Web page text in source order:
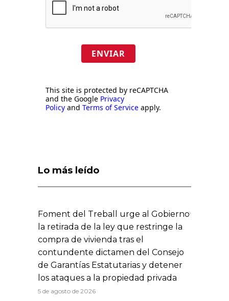
ENVIAR
This site is protected by reCAPTCHA
and the Google Privacy
Policy and Terms of Service apply.
Lo más leído
Foment del Treball urge al Gobierno
la retirada de la ley que restringe la
compra de vivienda tras el
contundente dictamen del Consejo
de Garantías Estatutarias y detener
los ataques a la propiedad privada
5 de agosto de 2026